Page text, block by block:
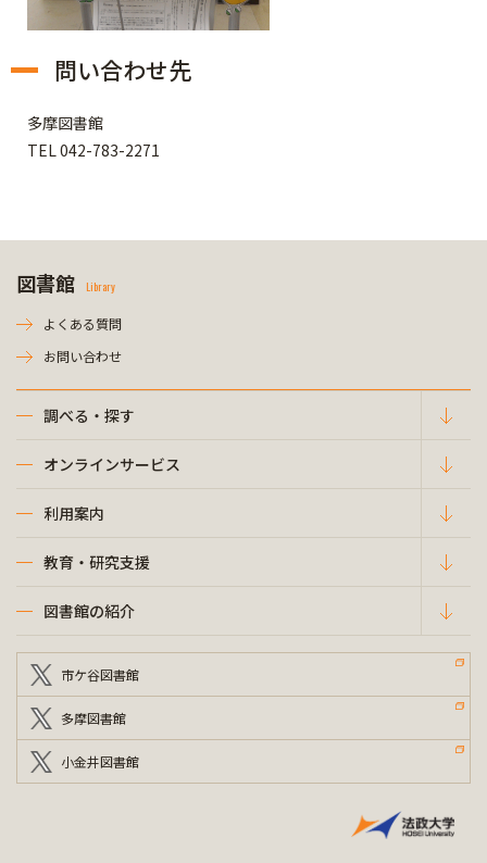
問い合わせ先
多摩図書館
TEL 042-783-2271
図書館 Library
よくある質問
お問い合わせ
調べる・探す
オンラインサービス
利用案内
教育・研究支援
図書館の紹介
市ケ谷図書館
多摩図書館
小金井図書館